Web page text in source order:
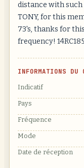
distance with
TONY, for this
73's, thanks for
frequency!
INFORMATIONS DU
Indicatif
Pays
Fréquence
Mode
Date de réception